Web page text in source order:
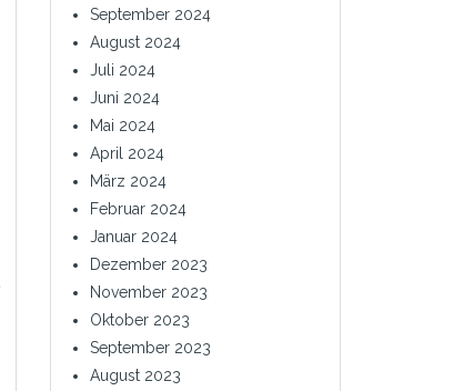
September 2024
August 2024
Juli 2024
Juni 2024
Mai 2024
April 2024
März 2024
Februar 2024
Januar 2024
Dezember 2023
November 2023
Oktober 2023
September 2023
August 2023